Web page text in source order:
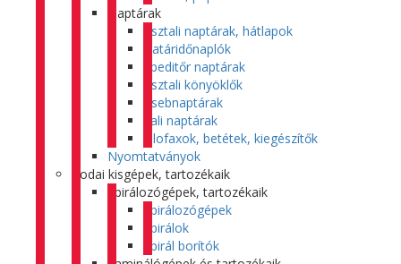
Naptárak
Asztali naptárak, hátlapok
Határidőnaplók
Speditőr naptárak
Asztali könyöklők
Zsebnaptárak
Fali naptárak
Filofaxok, betétek, kiegészítők
Nyomtatványok
Irodai kisgépek, tartozékaik
Spirálozógépek, tartozékaik
Spirálozógépek
Spirálok
Spirál borítók